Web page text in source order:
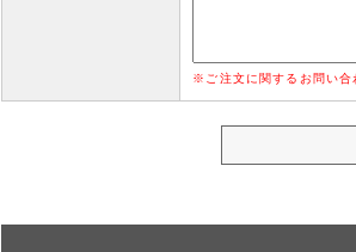
※ご注文に関するお問い合